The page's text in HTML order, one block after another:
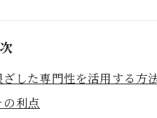
した専門性を活用する方
利点